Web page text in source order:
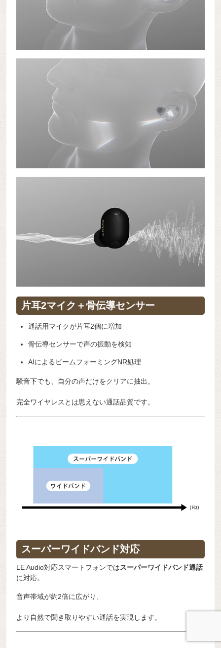
片耳2マイク＋骨伝導センサー
通話用マイクが片耳2個に増加
骨伝導センサーで声の振動を検知
AIによるビームフォーミングNR処理
騒音下でも、自分の声だけをクリアに抽出。
完全ワイヤレスとは思えない通話品質です。
スーパーワイドバンド対応
LE Audio対応スマートフォンではスーパーワイドバンド通話
に対応。
音声帯域が約2倍に広がり、
より自然で聞き取りやすい通話を実現します。